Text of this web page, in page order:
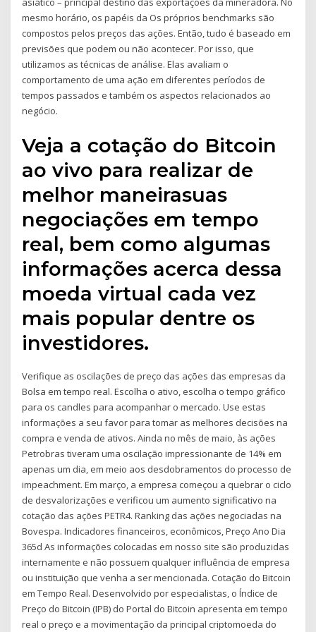
mesmo horário, os papéis da Os próprios benchmarks são
compostos pelos preços das ações. Então, tudo é baseado em
previsões que podem ou não acontecer. Por isso, que
utilizamos as técnicas de análise. Elas avaliam o
comportamento de uma ação em diferentes períodos de
tempos passados e também os aspectos relacionados ao
negócio.
Veja a cotação do Bitcoin
ao vivo para realizar de
melhor maneirasuas
negociações em tempo
real, bem como algumas
informações acerca dessa
moeda virtual cada vez
mais popular dentre os
investidores.
Verifique as oscilações de preço das ações das empresas da
Bolsa em tempo real. Escolha o ativo, escolha o tempo gráfico
para os candles para acompanhar o mercado. Use estas
informações a seu favor para tomar as melhores decisões na
compra e venda de ativos. Ainda no mês de maio, às ações
Petrobras tiveram uma oscilação impressionante de 14% em
apenas um dia, em meio aos desdobramentos do processo de
impeachment. Em março, a empresa começou a quebrar o ciclo
de desvalorizações e verificou um aumento significativo na
cotação das ações PETR4. Ranking das ações negociadas na
Bovespa. Indicadores financeiros, econômicos, Preço Ano Dia
365d As informações colocadas em nosso site são produzidas
internamente e não possuem qualquer influência de empresa
ou instituição que venha a ser mencionada. Cotação do Bitcoin
em Tempo Real. Desenvolvido por especialistas, o Índice de
Preço do Bitcoin (IPB) do Portal do Bitcoin apresenta em tempo
real o preço e a movimentação da principal criptomoeda do